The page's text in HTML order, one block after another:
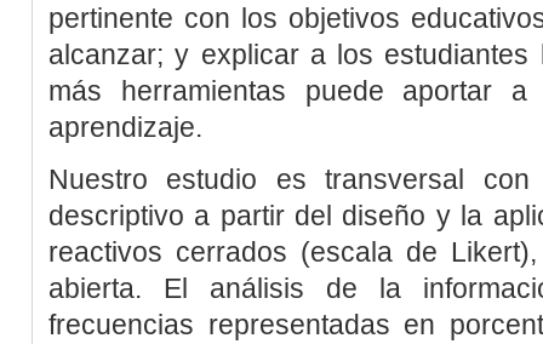
pertinente con los objetivos
alcanzar; y explicar a los
más herramientas puede aportar
aprendizaje.
Nuestro estudio es transversal
descriptivo a partir del diseño y la
reactivos cerrados (escala de
abierta. El análisis de la
frecuencias representadas en